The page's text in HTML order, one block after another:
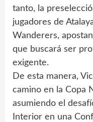
tanto, la
jugadores de
Wanderers,
que buscará ser
exigente.
De esta manera,
camino en la Copa
asumiendo el
Interior en una